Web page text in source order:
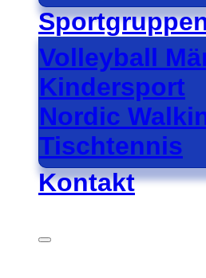
Volleyball
Kindersport
Nordic
Tischtennis
Kontakt